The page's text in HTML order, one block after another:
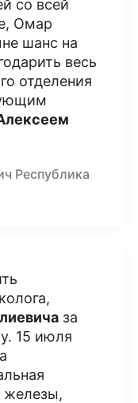
со всей
Омар
шанс на
весь
отделения
Республика
за
15 июля
железы,